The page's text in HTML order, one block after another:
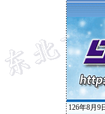
126年8月9